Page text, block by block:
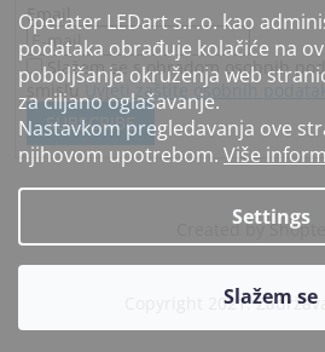
Operater LEDart s.r.o. kao
podataka obrađuje kolačiće na
poboljšanja okruženja web
za ciljano oglašavanje.
Nastavkom pregledavanja ove
njihovom upotrebom. Više
Settings
Email
Slažem se s obradom osobnih
smisluUvjeti zaštite osobnih
SUBSCRIBE
Created by